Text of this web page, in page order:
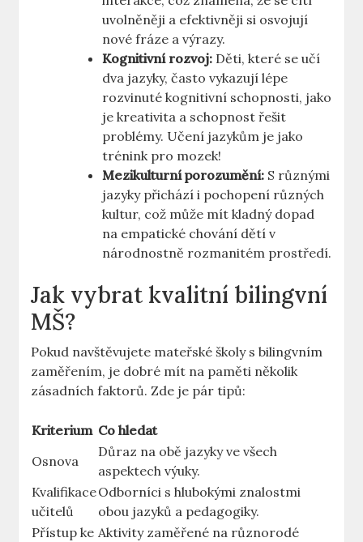
uvolněněji a efektivněji si osvojují
nové fráze a výrazy.
Kognitivní rozvoj: Děti, které se učí
dva jazyky, často vykazují lépe
rozvinuté kognitivní schopnosti, jako
je kreativita a schopnost řešit
problémy. Učení jazykům je jako
trénink pro mozek!
Mezikulturní porozumění: S různými
jazyky přichází i pochopení různých
kultur, což může mít kladný dopad
na empatické chování dětí v
národnostně rozmanitém prostředí.
Jak vybrat kvalitní bilingvní
MŠ?
Pokud navštěvujete mateřské školy s bilingvním
zaměřením, je dobré mít na paměti několik
zásadních faktorů. Zde je pár tipů:
Kriterium Co hledat
Osnova
Důraz na obě jazyky ve všech
aspektech výuky.
Kvalifikace
učitelů
Odborníci s hlubokými znalostmi
obou jazyků a pedagogiky.
Přístup ke Aktivity zaměřené na různorodé